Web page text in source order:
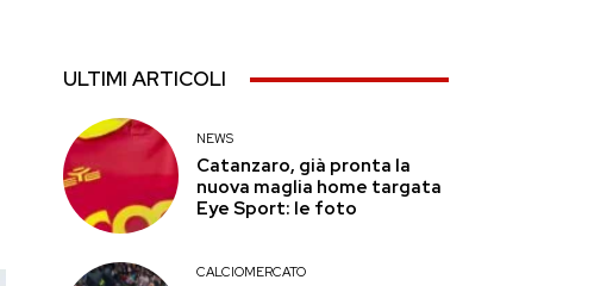
ULTIMI ARTICOLI
NEWS
Catanzaro, già pronta la
nuova maglia home targata
Eye Sport: le foto
CALCIOMERCATO